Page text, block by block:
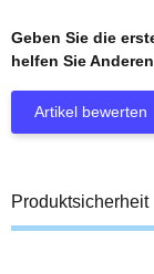
Geben Sie die
helfen Sie
Artikel bewerten
Produktsicherheit